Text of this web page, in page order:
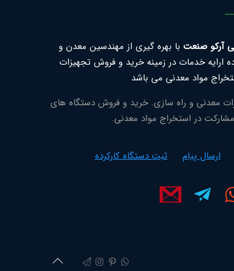
آرکو صنعت با بهره گیری از مهندسین معدن و
ارایه خدمات در زمینه خرید و فروش تجهیزات
مواد معدنی می باشد
معدنی و راه سازی. خرید و فروش دستگاه های
در استخراج مواد معدنی.
ارسال پیام ثبت دستگاه کارکرده